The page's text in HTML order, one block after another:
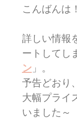
こんばんは！
詳しい情報
ートしてし
ン 」。
予告どおり
大幅プライ
いました～